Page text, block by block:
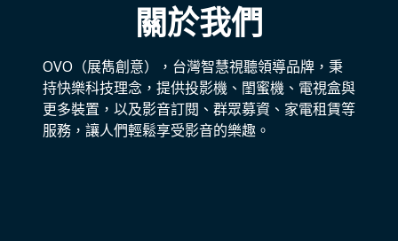
關於我們
OVO（展雋創意），台灣智慧視聽領導品牌，秉
持快樂科技理念，提供投影機、閨蜜機、電視盒與
更多裝置，以及影音訂閱、群眾募資、家電租賃等
服務，讓人們輕鬆享受影音的樂趣。